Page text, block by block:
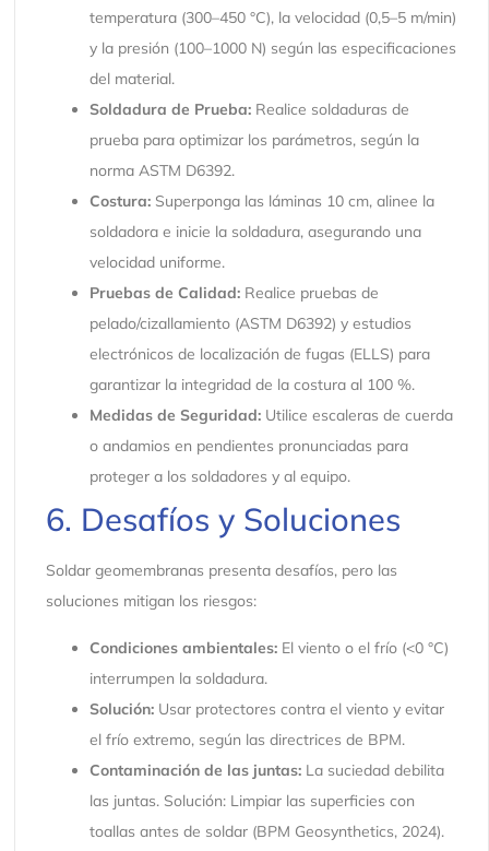
temperatura (300–450 °C), la velocidad (0,5–5 m/min)
y la presión (100–1000 N) según las especificaciones
del material.
Soldadura de Prueba:Realice soldaduras de
prueba para optimizar los parámetros, según la
norma ASTM D6392.
Costura:Superponga las láminas 10 cm, alinee la
soldadora e inicie la soldadura, asegurando una
velocidad uniforme.
Pruebas de Calidad:Realice pruebas de
pelado/cizallamiento (ASTM D6392) y estudios
electrónicos de localización de fugas (ELLS) para
garantizar la integridad de la costura al 100 %.
Medidas de Seguridad:Utilice escaleras de cuerda
o andamios en pendientes pronunciadas para
proteger a los soldadores y al equipo.
6. Desafíos y Soluciones
Soldar geomembranas presenta desafíos, pero las
soluciones mitigan los riesgos:
Condiciones ambientales:El viento o el frío (<0 °C)
interrumpen la soldadura.
Solución:Usar protectores contra el viento y evitar
el frío extremo, según las directrices de BPM.
Contaminación de las juntas:La suciedad debilita
las juntas. Solución: Limpiar las superficies con
toallas antes de soldar (BPM Geosynthetics, 2024).